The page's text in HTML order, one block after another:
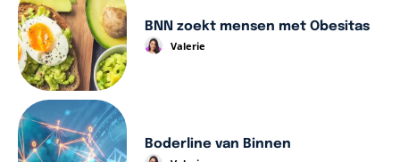
BNN zoekt mensen met Obesitas
Valerie
Boderline van Binnen